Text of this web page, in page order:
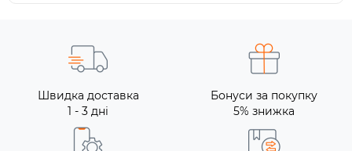
Швидка доставка
1 - 3 дні
Бонуси за покупку
5% знижка